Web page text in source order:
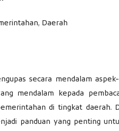
Daerah
secara mendalam
mendalam kepada
di tingkat daerah.
panduan yang penting